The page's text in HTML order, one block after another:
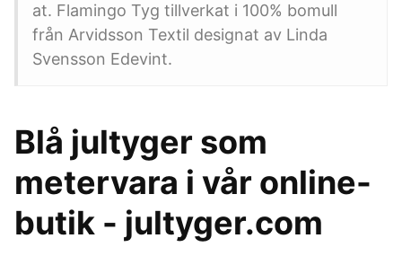
at. Flamingo Tyg tillverkat i 100% bomull
från Arvidsson Textil designat av Linda
Svensson Edevint.
Blå jultyger som
metervara i vår online-
butik - jultyger.com